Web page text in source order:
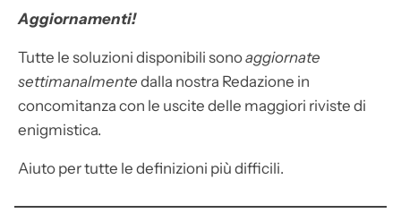
Aggiornamenti!
Tutte le soluzioni disponibili sonoaggiornate
settimanalmente dalla nostra Redazione in
concomitanza con le uscite delle maggiori riviste di
enigmistica.
Aiuto per tutte le definizioni più difficili.